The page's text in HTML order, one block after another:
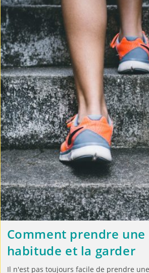
Comment prendre
habitude et la garder
Il n'est pas toujours facile de prendre